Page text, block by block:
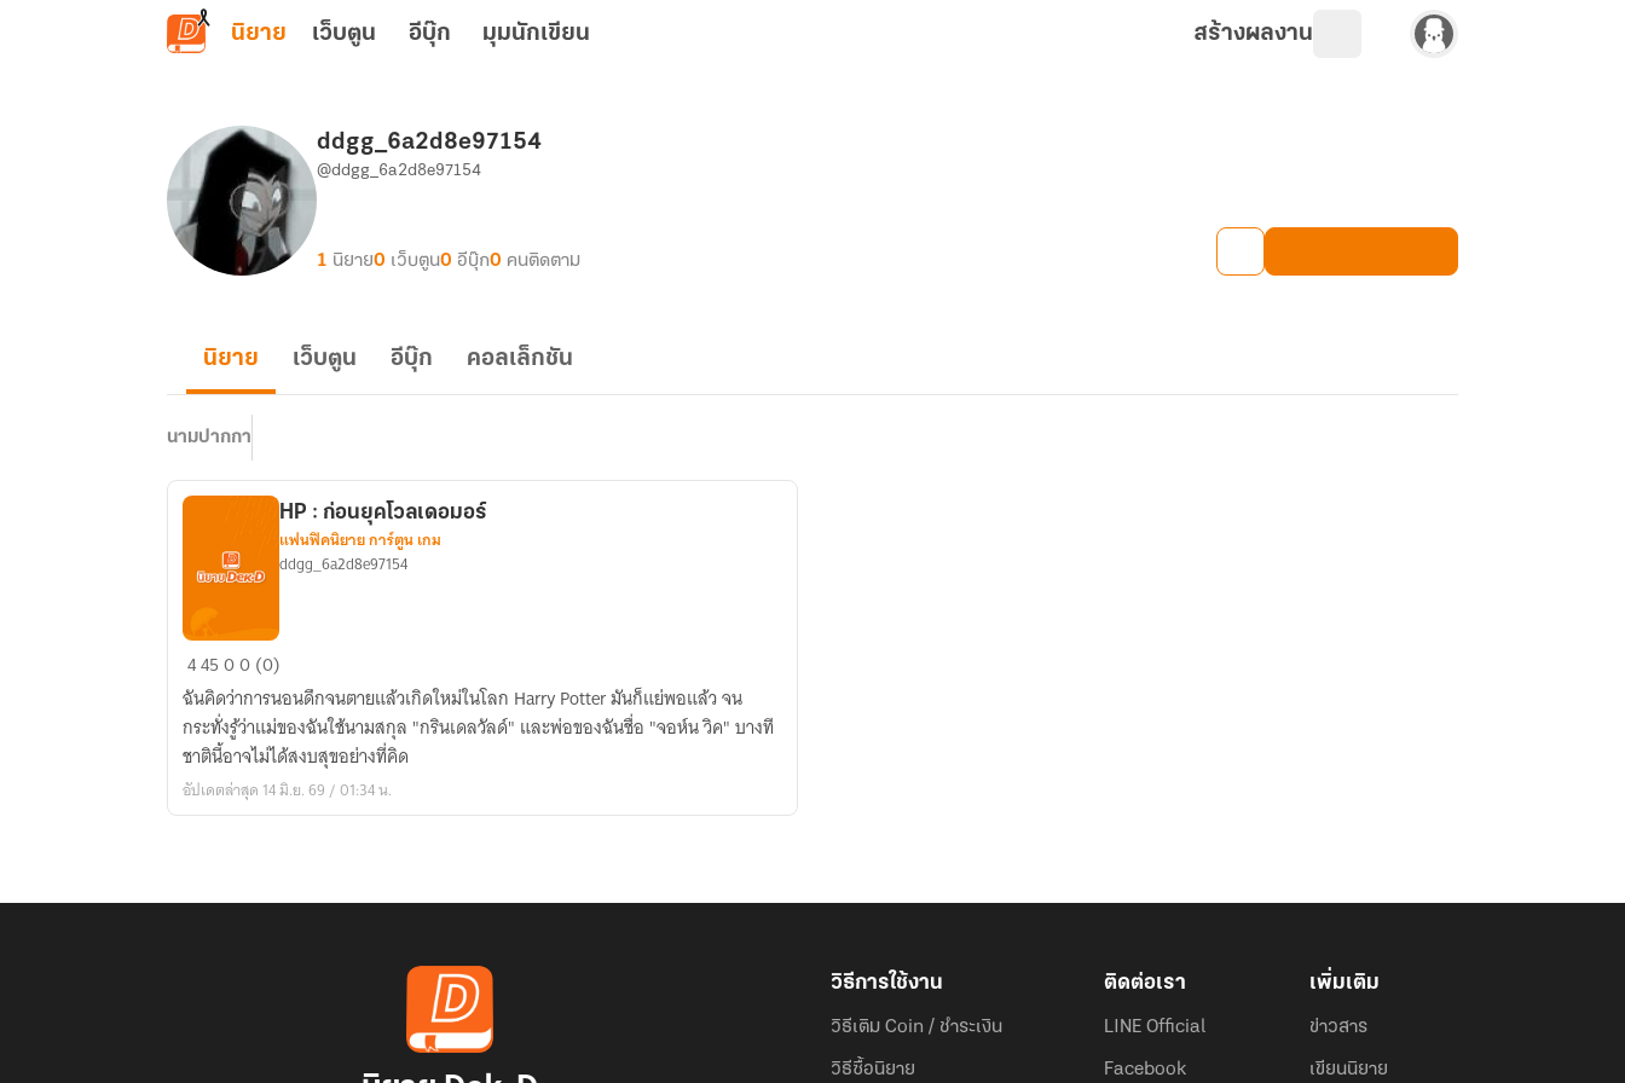
ข้ามไปยังเนื้อหาหลัก
นิยาย เว็บตูน อีบุ๊ก มุมนักเขียน สร้างผลงาน
ddgg_6a2d8e97154
@ddgg_6a2d8e97154
1 นิยาย0 เว็บตูน0 อีบุ๊ก0 คนติดตาม
นิยาย เว็บตูน อีบุ๊ก คอลเล็กชัน
นามปากกา
HP
:
ก่อน
ยุค
โวลเด
อม
HP : ก่อนยุคโวลเดอมอร์
แฟนฟิคนิยาย การ์ตูน เกม
ddgg_6a2d8e97154
44500 (0)
ฉันคิดว่าการนอนดึกจนตายแล้วเกิดใหม่ในโลก Harry Potter มันก็แย่พอแล้ว จน
กระทั่งรู้ว่าแม่ของฉันใช้นามสกุล "กรินเดลวัลด์" และพ่อของฉันชื่อ "จอห์น วิค" บางที
ชาตินี้อาจไม่ได้สงบสุขอย่างที่คิด
อัปเดตล่าสุด 14 มิ.ย. 69 / 01:34 น.
วิธีการใช้งาน
วิธีเติม Coin / ชำระเงิน
วิธีซื้อนิยาย
ติดต่อเรา
LINE Official
Facebook
เพิ่มเติม
ข่าวสาร
เขียนนิยาย